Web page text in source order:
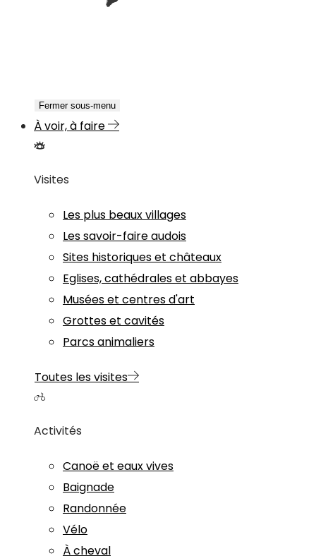
Fermer sous-menu
À voir, à faire
Visites
Les plus beaux villages
Les savoir-faire audois
Sites historiques et châteaux
Eglises, cathédrales et abbayes
Musées et centres d'art
Grottes et cavités
Parcs animaliers
Toutes les visites
Activités
Canoë et eaux vives
Baignade
Randonnée
Vélo
À cheval